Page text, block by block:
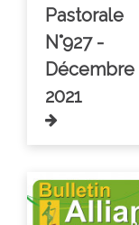
Pastorale
N°927 -
Décembre
2021